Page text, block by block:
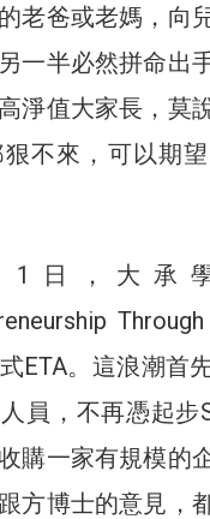
老爸或老媽，向
一半必然拼命出
淨值大家長，莫
不來，可以期
1日，大承
Through
ETA。這浪潮首
員，不再憑起步
購一家有規模的
方博士的意見，